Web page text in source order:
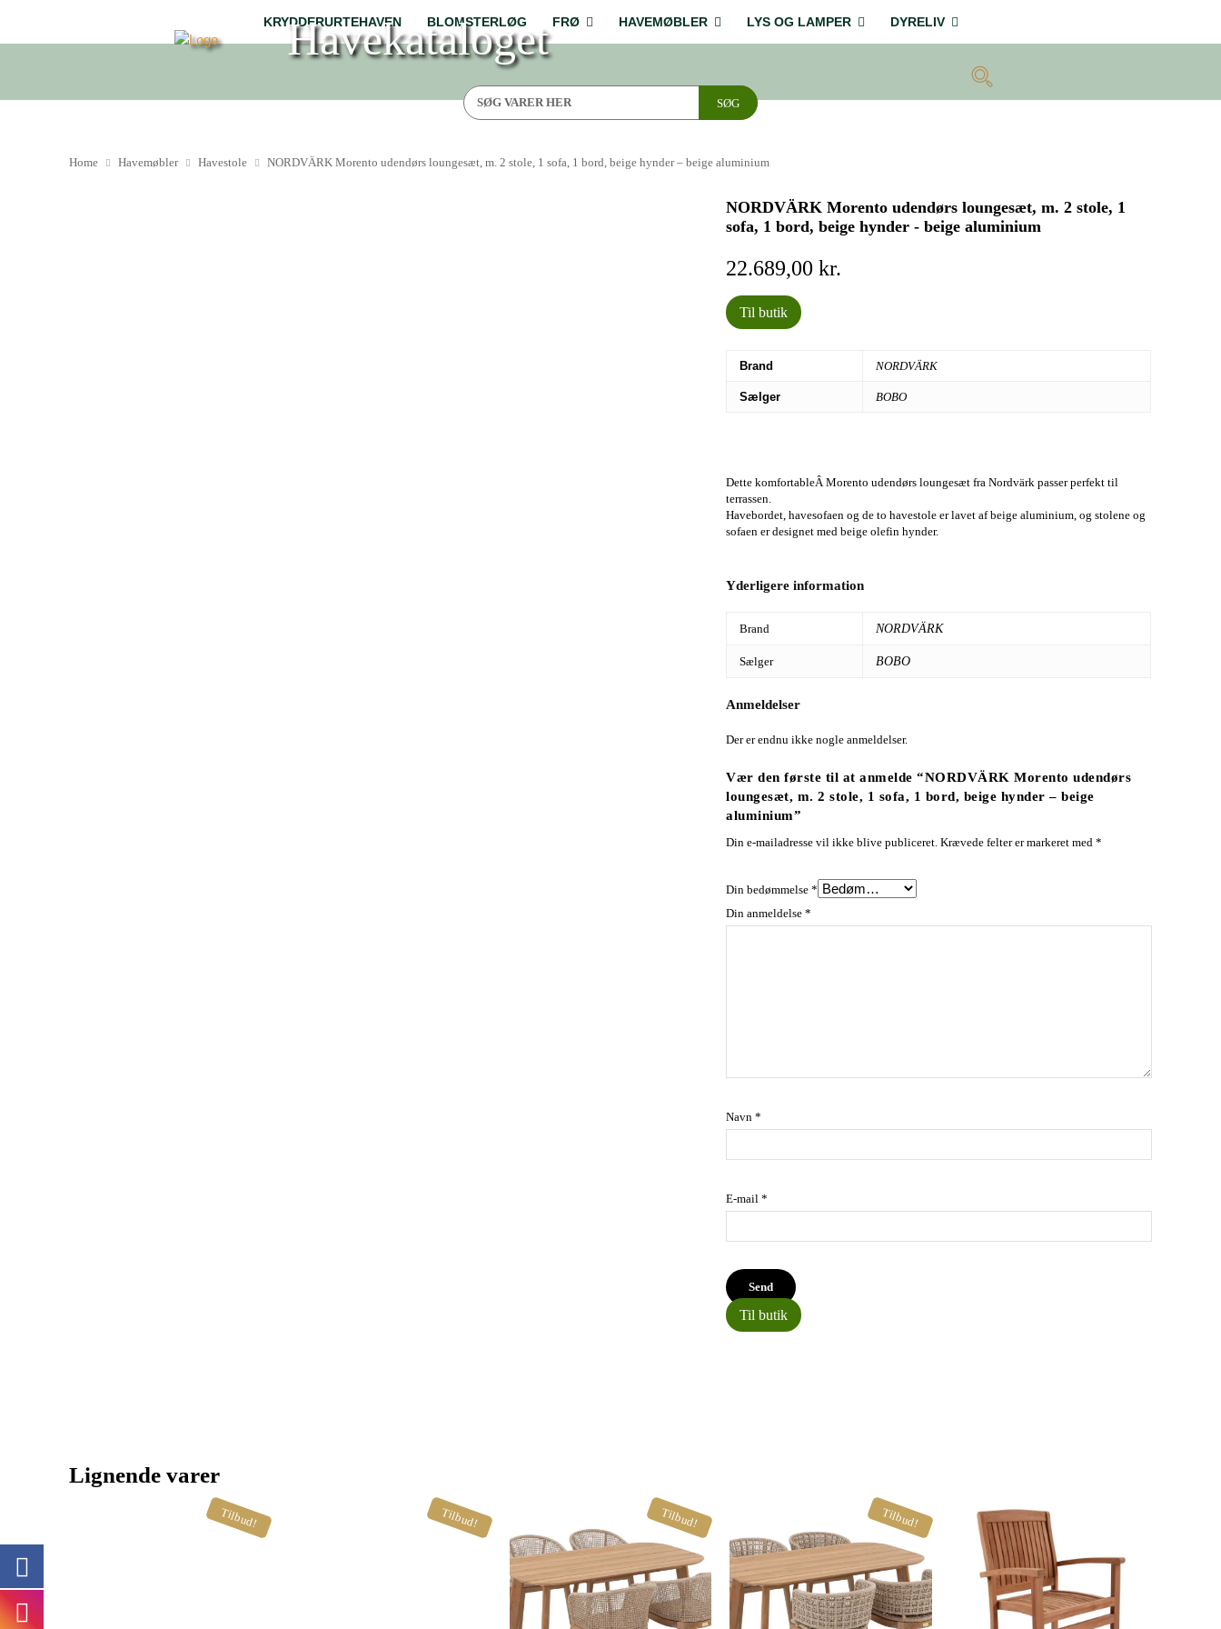
KRYDDERURTEHAVEN BLOMSTERLØG FRØ HAVEMØBLER LYS OG LAMPER DYRELIV
Havekataloget
SØG
Home Havemøbler Havestole NORDVÄRK Morento udendørs loungesæt, m. 2 stole, 1 sofa, 1 bord, beige hynder – beige aluminium
NORDVÄRK Morento udendørs loungesæt, m. 2 stole, 1
sofa, 1 bord, beige hynder - beige aluminium
22.689,00kr.
Til butik
Brand NORDVÄRK
Sælger BOBO
Dette komfortableÂ Morento udendørs loungesæt fra Nordvärk passer perfekt til
terrassen.
Havebordet, havesofaen og de to havestole er lavet af beige aluminium, og stolene og
sofaen er designet med beige olefin hynder.
Yderligere information
Brand NORDVÄRK
Sælger BOBO
Anmeldelser
Der er endnu ikke nogle anmeldelser.
Vær den første til at anmelde “NORDVÄRK Morento udendørs
loungesæt, m. 2 stole, 1 sofa, 1 bord, beige hynder – beige
aluminium”
Din e-mailadresse vil ikke blive publiceret. Krævede felter er markeret med*
Din bedømmelse*
Din anmeldelse*
Navn*
E-mail*
Til butik
Lignende varer
Tilbud! Tilbud! Tilbud! Tilbud!